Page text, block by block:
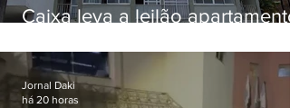
Caixa leva a leilão apartamento
Botafogo
Jornal Daki
há 20 horas